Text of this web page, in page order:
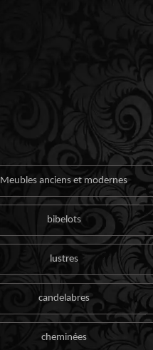
Meubles anciens et modernes
bibelots
lustres
candelabres
cheminées